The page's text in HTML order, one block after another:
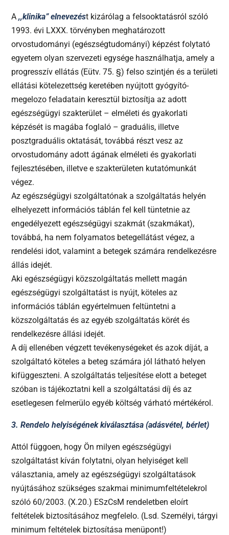
A ,,klinika” elnevezést kizárólag a felsooktatásról szóló
1993. évi LXXX. törvényben meghatározott
orvostudományi (egészségtudományi) képzést folytató
egyetem olyan szervezeti egysége használhatja, amely a
progresszív ellátás (Eütv. 75. §) felso szintjén és a területi
ellátási kötelezettség keretében nyújtott gyógyító-
megelozo feladatain keresztül biztosítja az adott
egészségügyi szakterület – elméleti és gyakorlati
képzését is magába foglaló – graduális, illetve
posztgraduális oktatását, továbbá részt vesz az
orvostudomány adott ágának elméleti és gyakorlati
fejlesztésében, illetve e szakterületen kutatómunkát
végez.
Az egészségügyi szolgáltatónak a szolgáltatás helyén
elhelyezett információs táblán fel kell tüntetnie az
engedélyezett egészségügyi szakmát (szakmákat),
továbbá, ha nem folyamatos betegellátást végez, a
rendelési idot, valamint a betegek számára rendelkezésre
állás idejét.
Aki egészségügyi közszolgáltatás mellett magán
egészségügyi szolgáltatást is nyújt, köteles az
információs táblán egyértelmuen feltüntetni a
közszolgáltatás és az egyéb szolgáltatás körét és
rendelkezésre állási idejét.
A díj ellenében végzett tevékenységeket és azok díját, a
szolgáltató köteles a beteg számára jól látható helyen
kifüggeszteni. A szolgáltatás teljesítése elott a beteget
szóban is tájékoztatni kell a szolgáltatási díj és az
esetlegesen felmerülo egyéb költség várható mértékérol.
3. Rendelo helyiségének kiválasztása (adásvétel, bérlet)
Attól függoen, hogy Ön milyen egészségügyi
szolgáltatást kíván folytatni, olyan helyiséget kell
választania, amely az egészségügyi szolgáltatások
nyújtásához szükséges szakmai minimumfeltételekrol
szóló 60/2003. (X.20.) ESzCsM rendeletben eloírt
feltételek biztosításához megfelelo. (Lsd. Személyi, tárgyi
minimum feltételek biztosítása menüpont!)